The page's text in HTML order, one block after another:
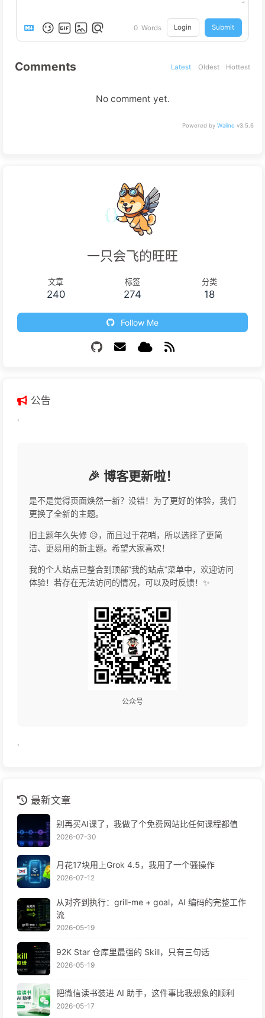
0 Words Login Submit
Comments Latest Oldest Hottest
No comment yet.
Powered by Waline v3.5.6
一只会飞的旺旺
文章
240
标签
274
分类
18
Follow Me
公告
'
🎉 博客更新啦！
是不是觉得页面焕然一新？没错！为了更好的体验，我们
更换了全新的主题。
旧主题年久失修 😥，而且过于花哨，所以选择了更简
洁、更易用的新主题。希望大家喜欢！
我的个人站点已整合到顶部"我的站点"菜单中，欢迎访问
体验！若存在无法访问的情况，可以及时反馈！✨
公众号
'
最新文章
别再买AI课了，我做了个免费网站比任何课程都值
2026-07-30
月花17块用上Grok 4.5，我用了一个骚操作
2026-07-12
从对齐到执行：grill-me + goal，AI 编码的完整工作
流
2026-05-19
92K Star 仓库里最强的 Skill，只有三句话
2026-05-19
把微信读书装进 AI 助手，这件事比我想象的顺利
2026-05-17